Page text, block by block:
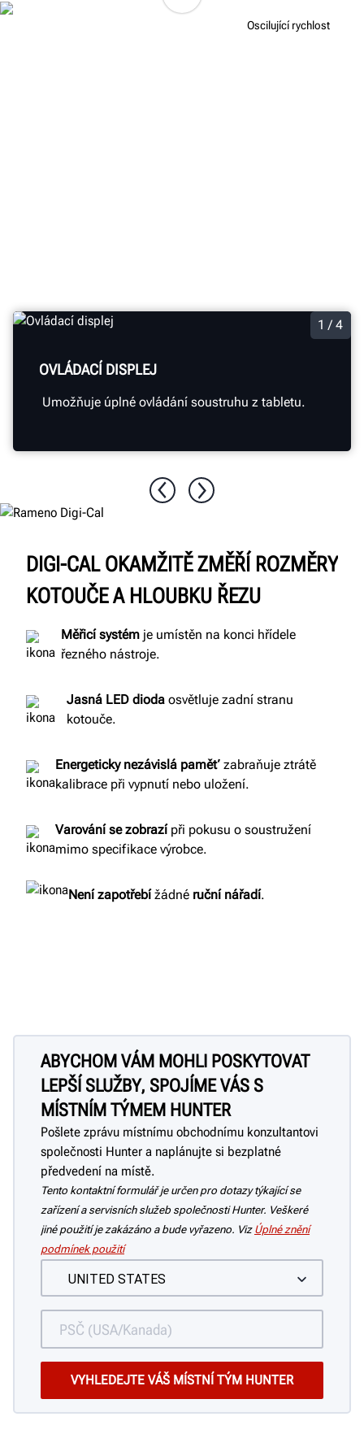
Oscilující rychlost
1 / 4
OVLÁDACÍ DISPLEJ
Umožňuje úplné ovládání soustruhu z tabletu.
DIGI-CAL OKAMŽITĚ ZMĚŘÍ ROZMĚRY
KOTOUČE A HLOUBKU ŘEZU
Měřicí systémje umístěn na konci hřídele
řezného nástroje.
Jasná LED dioda osvětluje zadní stranu
kotouče.
Energeticky nezávislá paměť zabraňuje ztrátě
kalibrace při vypnutí nebo uložení.
Varování se zobrazípři pokusu o soustružení
mimo specifikace výrobce.
Není zapotřebížádné ruční nářadí.
ABYCHOM VÁM MOHLI POSKYTOVAT
LEPŠÍ SLUŽBY, SPOJÍME VÁS S
MÍSTNÍM TÝMEM HUNTER
Pošlete zprávu místnímu obchodnímu konzultantovi
společnosti Hunter a naplánujte si bezplatné
předvedení na místě.
Tento kontaktní formulář je určen pro dotazy týkající se
zařízení a servisních služeb společnosti Hunter. Veškeré
jiné použití je zakázáno a bude vyřazeno. Viz Úplné znění
podmínek použití